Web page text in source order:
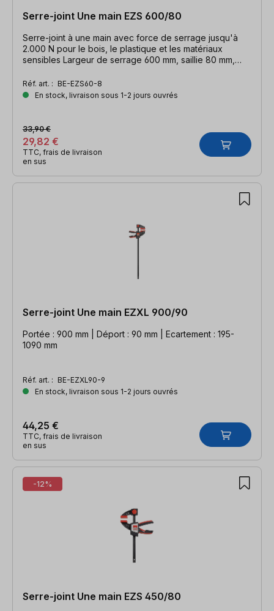
Serre-joint Une main EZS 600/80
Serre-joint à une main avec force de serrage jusqu'à
2.000 N pour le bois, le plastique et les matériaux
sensibles Largeur de serrage 600 mm, saillie 80 mm,
Réf. art. : BE-EZS60-8
En stock, livraison sous 1-2 jours ouvrés
29,82 €
33,90 €
TTC, frais de livraison
en sus
Serre-joint Une main EZXL 900/90
Portée : 900 mm | Déport : 90 mm | Ecartement : 195-
1090 mm
Réf. art. : BE-EZXL90-9
En stock, livraison sous 1-2 jours ouvrés
44,25 €
TTC, frais de livraison
en sus
-12%
Serre-joint Une main EZS 450/80